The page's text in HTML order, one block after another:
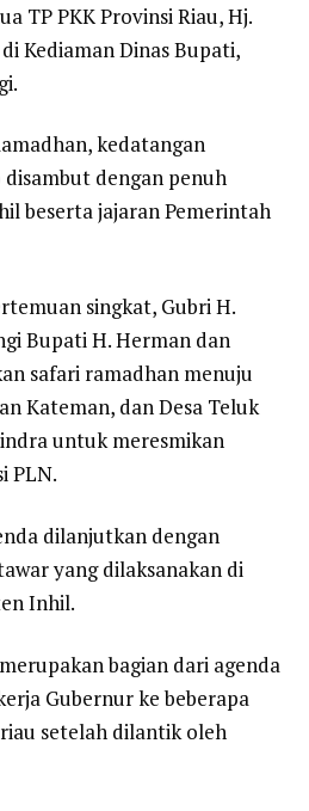
TP PKK Provinsi Riau, Hj.
Kediaman Dinas Bupati,
kedatangan
dengan penuh
beserta jajaran Pemerintah
singkat, Gubri H.
Bupati H. Herman dan
safari ramadhan menuju
Kateman, dan Desa Teluk
untuk meresmikan
PLN.
dilanjutkan dengan
yang dilaksanakan di
Inhil.
bagian dari agenda
Gubernur ke beberapa
setelah dilantik oleh